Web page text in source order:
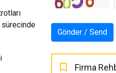
sürecinde
Firma